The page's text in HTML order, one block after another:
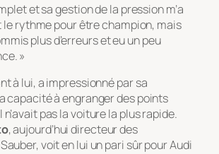
et sa gestion de la pression m’a
le rythme pour être champion, mais
plus d’erreurs et eu un peu
»
à lui, a impressionné par sa
capacité à engranger des points
n’avait pas la voiture la plus rapide.
, aujourd’hui directeur des
voit en lui un pari sûr pour Audi